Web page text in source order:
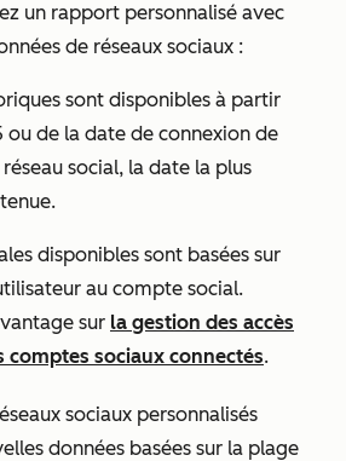
un rapport personnalisé avec
de réseaux sociaux :
sont disponibles à partir
ou de la date de connexion de
social, la date la plus
disponibles sont basées sur
au compte social.
sur la gestion des accès
comptes sociaux connectés.
sociaux personnalisés
données basées sur la plage